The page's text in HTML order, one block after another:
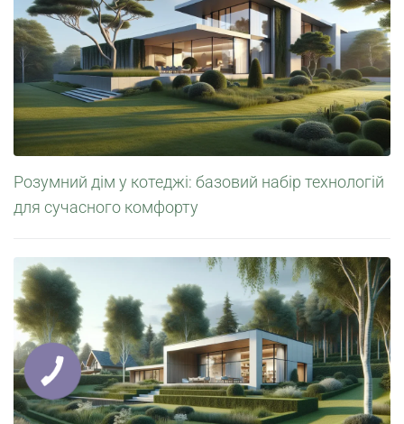
Розумний дім у котеджі: базовий набір технологій
для сучасного комфорту